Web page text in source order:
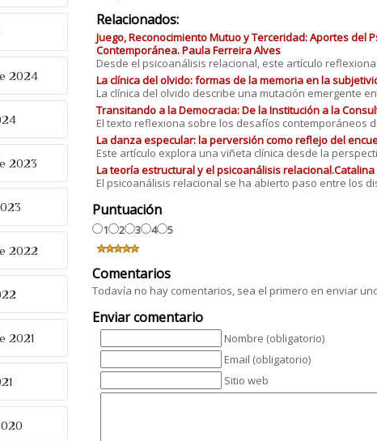
2024
2023
2022
2021
Relacionados:
Juego, Reconocimiento Mutuo y Terceridad: Aportes del
Contemporánea. Paula Ferreira Alves
Desde el psicoanálisis relacional, este artículo reflexiona
La clínica del olvido: formas de la memoria en la
La clínica del olvido describe una mutación emergente
Transitando a la Democracia: De la Institución a la
El texto reflexiona sobre los desafíos contemporáneos
La danza especular: la perversión como reflejo del
Este artículo explora una viñeta clínica desde la
La teoría estructural y el psicoanálisis relacional.Catalina
El psicoanálisis relacional se ha abierto paso entre los
Puntuación
1 2 3 4 5
Comentarios
Todavía no hay comentarios, sea el primero en enviar
Enviar comentario
Nombre (obligatorio)
Email (obligatorio)
Sitio web